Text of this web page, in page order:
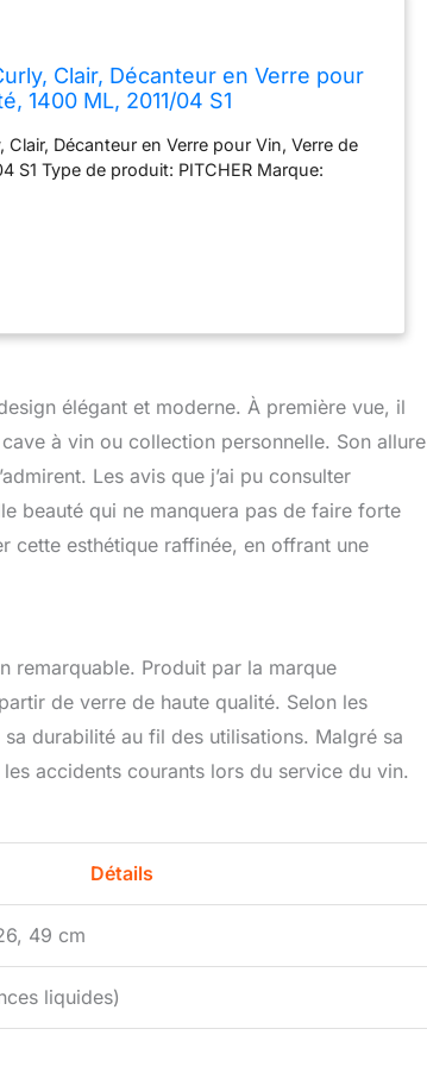
Clair, Décanteur en Verre pour
1400 ML, 2011/04 S1
Clair, Décanteur en Verre pour Vin, Verre de
S1 Type de produit: PITCHER Marque:
élégant et moderne. À première vue, il
à vin ou collection personnelle. Son allure
Les avis que j’ai pu consulter
beauté qui ne manquera pas de faire forte
cette esthétique raffinée, en offrant une
remarquable. Produit par la marque
de verre de haute qualité. Selon les
durabilité au fil des utilisations. Malgré sa
accidents courants lors du service du vin.
Détails
49 cm
liquides)